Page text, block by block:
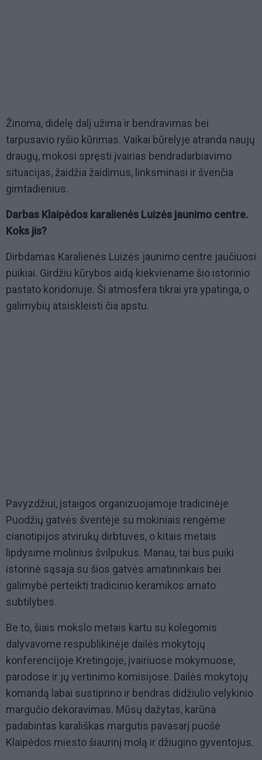
Žinoma, didelę dalį užima ir bendravimas bei
tarpusavio ryšio kūrimas. Vaikai būrelyje atranda naujų
draugų, mokosi spręsti įvairias bendradarbiavimo
situacijas, žaidžia žaidimus, linksminasi ir švenčia
gimtadienius.
Darbas Klaipėdos karalienės Luizės jaunimo centre.
Koks jis?
Dirbdamas Karalienės Luizės jaunimo centre jaučiuosi
puikiai. Girdžiu kūrybos aidą kiekviename šio istorinio
pastato koridoriuje. Ši atmosfera tikrai yra ypatinga, o
galimybių atsiskleisti čia apstu.
Pavyzdžiui, įstaigos organizuojamoje tradicinėje
Puodžių gatvės šventėje su mokiniais rengėme
cianotipijos atvirukų dirbtuves, o kitais metais
lipdysime molinius švilpukus. Manau, tai bus puiki
istorinė sąsaja su šios gatvės amatininkais bei
galimybė perteikti tradicinio keramikos amato
subtilybes.
Be to, šiais mokslo metais kartu su kolegomis
dalyvavome respublikinėje dailės mokytojų
konferencijoje Kretingoje, įvairiuose mokymuose,
parodose ir jų vertinimo komisijose. Dailės mokytojų
komandą labai sustiprino ir bendras didžiulio velykinio
margučio dekoravimas. Mūsų dažytas, karūna
padabintas karališkas margutis pavasarį puošė
Klaipėdos miesto šiaurinį molą ir džiugino gyventojus.